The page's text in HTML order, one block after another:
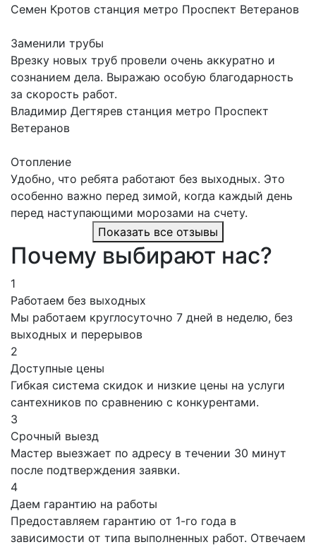
Семен Кротов станция метро Проспект Ветеранов
Заменили трубы
Врезку новых труб провели очень аккуратно и
сознанием дела. Выражаю особую благодарность
за скорость работ.
Владимир Дегтярев станция метро Проспект
Ветеранов
Отопление
Удобно, что ребята работают без выходных. Это
особенно важно перед зимой, когда каждый день
перед наступающими морозами на счету.
Показать все отзывы
Почему выбирают нас?
1
Работаем без выходных
Мы работаем круглосуточно 7 дней в неделю, без
выходных и перерывов
2
Доступные цены
Гибкая система скидок и низкие цены на услуги
сантехников по сравнению с конкурентами.
3
Срочный выезд
Мастер выезжает по адресу в течении 30 минут
после подтверждения заявки.
4
Даем гарантию на работы
Предоставляем гарантию от 1-го года в
зависимости от типа выполненных работ. Отвечаем